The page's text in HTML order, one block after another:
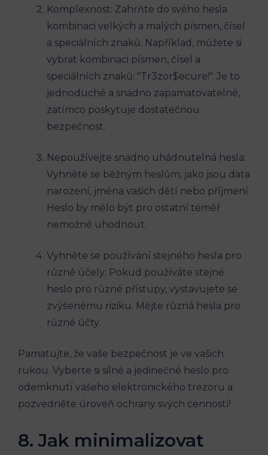
Komplexnost: Zahrňte do svého hesla
kombinaci velkých a malých písmen, čísel
a speciálních znaků. Například, můžete si
vybrat kombinaci písmen, čísel a
speciálních znaků: "Tr3zor$ecure!". Je to
jednoduché a snadno zapamatovatelné,
zatímco poskytuje dostatečnou
bezpečnost.
Nepoužívejte snadno uhádnutelná hesla:
Vyhněte se běžným heslům, jako jsou data
narození, jména vašich dětí nebo příjmení.
Heslo by mělo být pro ostatní téměř
nemožné uhodnout.
Vyhněte se používání stejného hesla pro
různé účely: Pokud používáte stejné
heslo pro různé přístupy, vystavujete se
zvýšenému riziku. Mějte různá hesla pro
různé účty.
Pamatujte, že vaše bezpečnost je ve vašich
rukou. Vyberte si silné a jedinečné heslo pro
odemknutí vašeho elektronického trezoru a
pozvedněte úroveň ochrany svých cenností!
8. Jak minimalizovat